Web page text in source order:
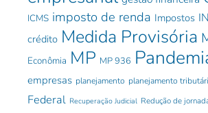
ICMS imposto de renda Impostos
crédito Medida Provisória
Econômia MP MP 936
empresas planejamento planejamento
Federal Recuperação Judicial Redução de